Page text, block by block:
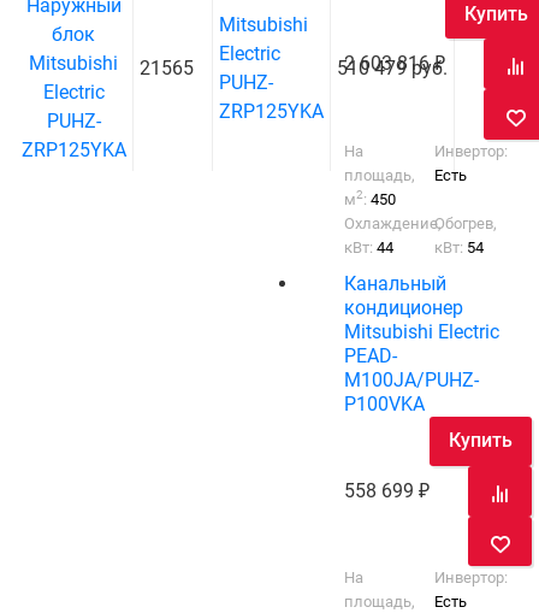
21565
Mitsubishi
Electric
PUHZ-
ZRP125YKA
510 479 руб.
2 603 816
Купить
На
площадь,
м2:450
Инвертор:
Есть
Охлаждение,
кВт:44
Обогрев,
кВт: 54
Канальный
кондиционер
Mitsubishi Electric
PEAD-
M100JA/PUHZ-
P100VKA
558 699
Купить
На
площадь,
Инвертор:
Есть